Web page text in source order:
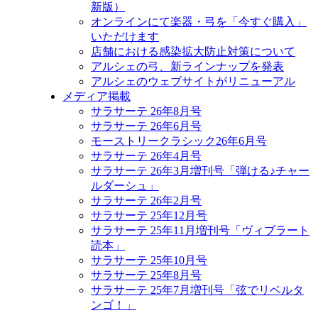
新版）
オンラインにて楽器・弓を「今すぐ購入」
いただけます
店舗における感染拡大防止対策について
アルシェの弓、新ラインナップを発表
アルシェのウェブサイトがリニューアル
メディア掲載
サラサーテ 26年8月号
サラサーテ 26年6月号
モーストリークラシック26年6月号
サラサーテ 26年4月号
サラサーテ 26年3月増刊号「弾ける♪チャー
ルダーシュ」
サラサーテ 26年2月号
サラサーテ 25年12月号
サラサーテ 25年11月増刊号「ヴィブラート
読本」
サラサーテ 25年10月号
サラサーテ 25年8月号
サラサーテ 25年7月増刊号「弦でリベルタ
ンゴ！」